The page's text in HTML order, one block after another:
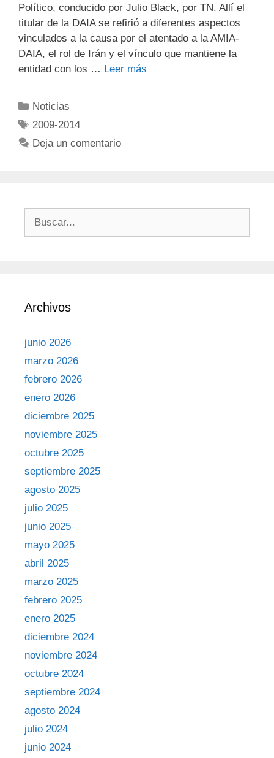
Político, conducido por Julio Black, por TN. Allí el
titular de la DAIA se refirió a diferentes aspectos
vinculados a la causa por el atentado a la AMIA-
DAIA, el rol de Irán y el vínculo que mantiene la
entidad con los … Leer más
Noticias
2009-2014
Deja un comentario
Archivos
junio 2026
marzo 2026
febrero 2026
enero 2026
diciembre 2025
noviembre 2025
octubre 2025
septiembre 2025
agosto 2025
julio 2025
junio 2025
mayo 2025
abril 2025
marzo 2025
febrero 2025
enero 2025
diciembre 2024
noviembre 2024
octubre 2024
septiembre 2024
agosto 2024
julio 2024
junio 2024